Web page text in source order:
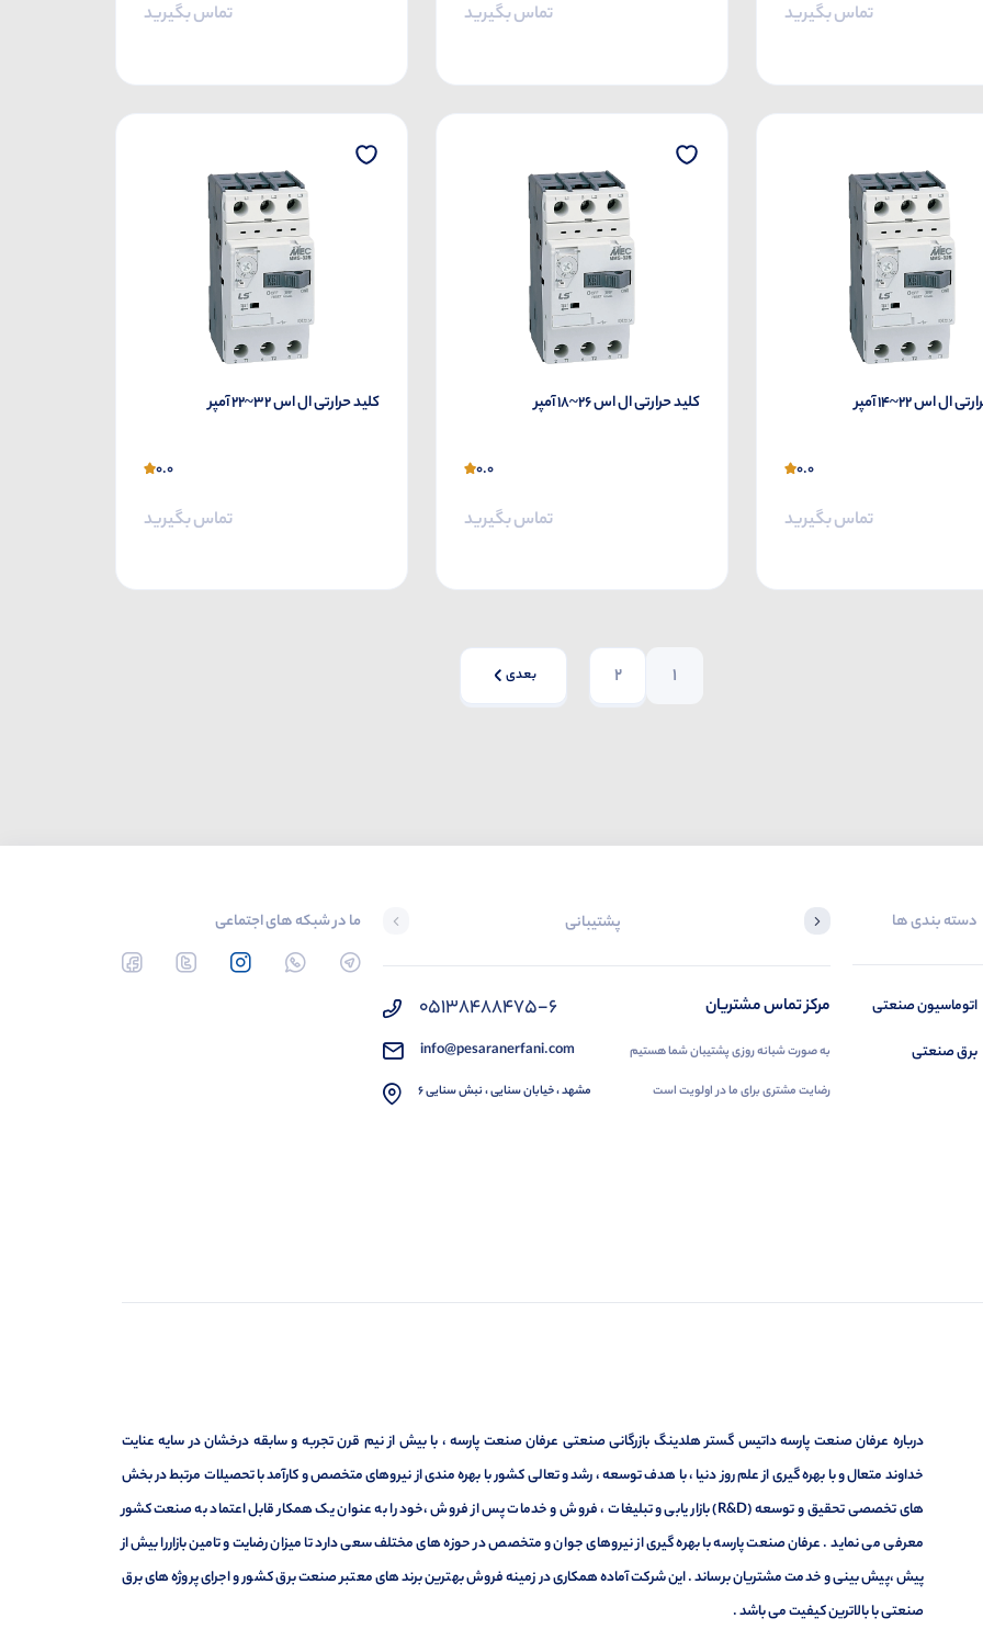
تماس بگیرید تماس بگیرید تماس بگیرید
ال اس 22~14 آمپر
0.0
تماس بگیرید
کلید حرارتی ال اس 26~18 آمپر
0.0
تماس بگیرید
کلید حرارتی ال اس 32~22 آمپر
0.0
تماس بگیرید
1
2 بعدی
دسته بندی ها
اتوماسیون صنعتی
برق صنعتی
پشتیبانی
مرکز تماس مشتریان
به صورت شبانه روزی پشتیبان شما هستیم
رضایت مشتری برای ما در اولویت است
05138488475-6
info@pesaranerfani.com
مشهد ، خیابان سنایی ، نبش سنایی 6
ما در شبکه های اجتماعی
درباره عرفان صنعت پارسه داتیس گستر هلدینگ بازرگانی صنعتی عرفان صنعت پارسه ، با بیش از نیم قرن تجربه و سابقه درخشان در سایه عنایت
خداوند متعال و با بهره گیری از علم روز دنیا ، با هدف توسعه ، رشد و تعالی کشور با بهره مندی از نیروهای متخصص و کارآمد با تحصیلات مرتبط در بخش
های تخصصی تحقیق و توسعه (R&D) بازار یابی و تبلیغات ، فروش و خدمات پس از فروش ،خود را به عنوان یک همکار قابل اعتماد به صنعت کشور
معرفی می نماید . عرفان صنعت پارسه با بهره گیری از نیروهای جوان و متخصص در حوزه های مختلف سعی دارد تا میزان رضایت و تامین بازاررا بیش از
پیش ،پیش بینی و خدمت مشتریان برساند . این شرکت آماده همکاری در زمینه فروش بهترین برند های معتبر صنعت برق کشور و اجرای پروژه های برق
صنعتی با بالاترین کیفیت می باشد .